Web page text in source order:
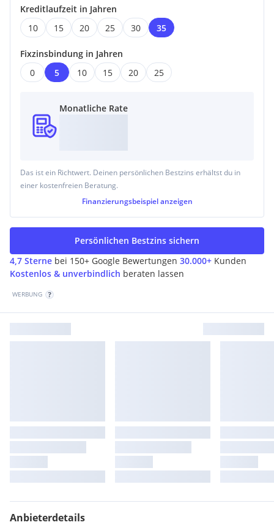
Kreditlaufzeit in Jahren
10
15 20 25 30 35
Fixzinsbindung in Jahren
0
5 10 15 20 25
Monatliche Rate
Das ist ein Richtwert. Deinen persönlichen Bestzins erhältst du in
einer kostenfreien Beratung.
Finanzierungsbeispiel anzeigen
4,7 Sterne bei 150+ Google Bewertungen 30.000+ Kunden
Kostenlos & unverbindlich beraten lassen
Persönlichen Bestzins sichern
WERBUNG
Anbieterdetails